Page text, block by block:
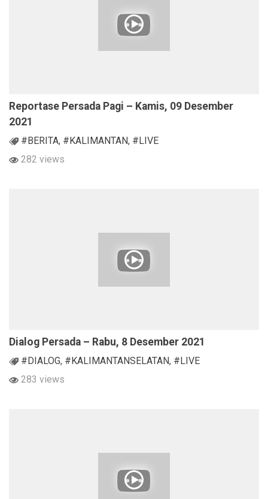
Reportase Persada Pagi – Kamis, 09 Desember
2021
#BERITA, #KALIMANTAN, #LIVE
282 views
Dialog Persada – Rabu, 8 Desember 2021
#DIALOG, #KALIMANTANSELATAN, #LIVE
283 views